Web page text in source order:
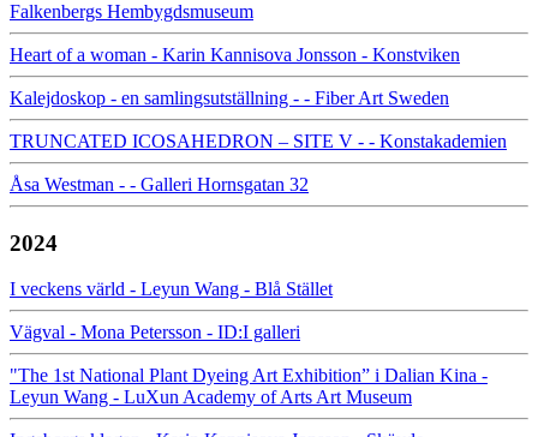
Falkenbergs Hembygdsmuseum
Heart of a woman - Karin Kannisova Jonsson - Konstviken
Kalejdoskop - en samlingsutställning - - Fiber Art Sweden
TRUNCATED ICOSAHEDRON – SITE V - - Konstakademien
Åsa Westman - - Galleri Hornsgatan 32
2024
I veckens värld - Leyun Wang - Blå Stället
Vägval - Mona Petersson - ID:I galleri
"The 1st National Plant Dyeing Art Exhibition” i Dalian Kina -
Leyun Wang - LuXun Academy of Arts Art Museum